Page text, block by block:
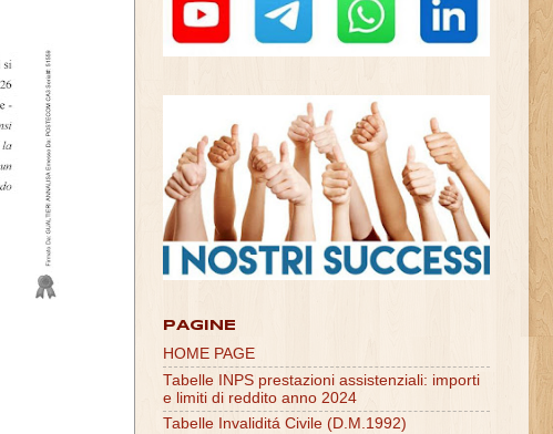
PAGINE
HOME PAGE
Tabelle INPS prestazioni assistenziali: importi
e limiti di reddito anno 2024
Tabelle Invaliditá Civile (D.M.1992)